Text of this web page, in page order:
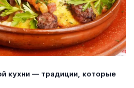
кухни — традиции, которые